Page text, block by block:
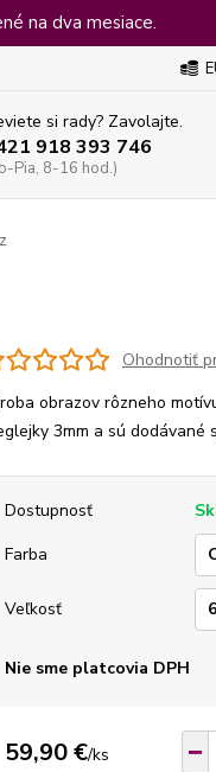
na dva mesiace.
si rady? Zavolajte.
918 393 746
Pia, 8-16 hod.)
Ohodnotiť
obrazov rôzneho
3mm a sú dodávané
Dostupnosť
Farba
Veľkosť
Nie sme platcovia DPH
59,90 €/ks